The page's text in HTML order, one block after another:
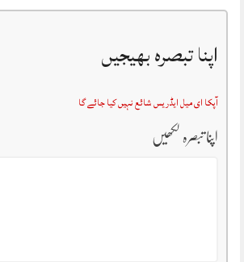
اپنا تبصرہ بھیجیں
آپکا ای میل ایڈریس شائع نہیں کیا جائے گا
اپنا تبصرہ لکھیں